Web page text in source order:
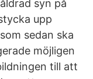
syn på
upp
sedan ska
möjligen
till att